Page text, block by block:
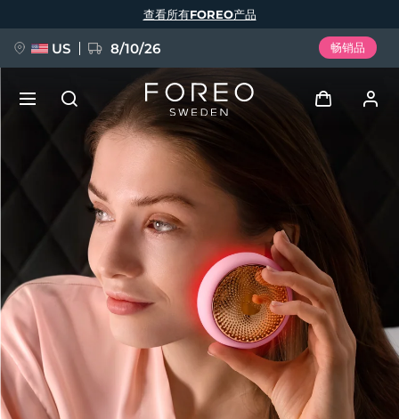
查看所有FOREO产品
US 8/10/26 畅销品
用户信息
我的设备
我的订单
我的地址
我的订阅
FAQ™ Pure Beauty-Tech Elixir
BREAKING NEWS
issa™ Teeth Whitening Set
Deutsch
Español
Français
Italiano
Português
Polski
Svenska
Русский
Türkçe
简体中文 繁體中文
发货国家